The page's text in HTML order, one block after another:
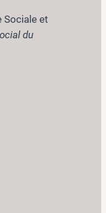
Sociale et
du